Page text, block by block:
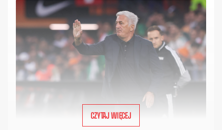
CZYTAJ WIĘCEJ